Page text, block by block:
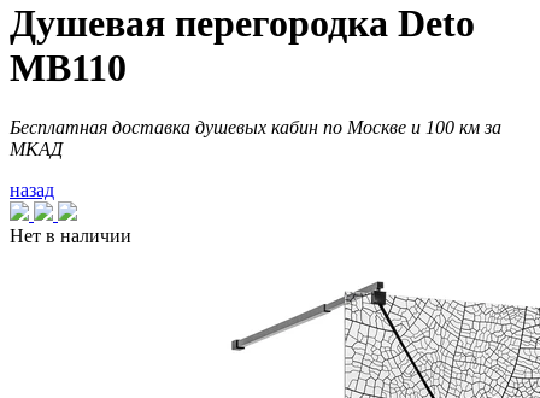
Душевая перегородка Deto
MB110
Бесплатная доставка душевых кабин по Москве и 100 км за
МКАД
назад
Нет в наличии